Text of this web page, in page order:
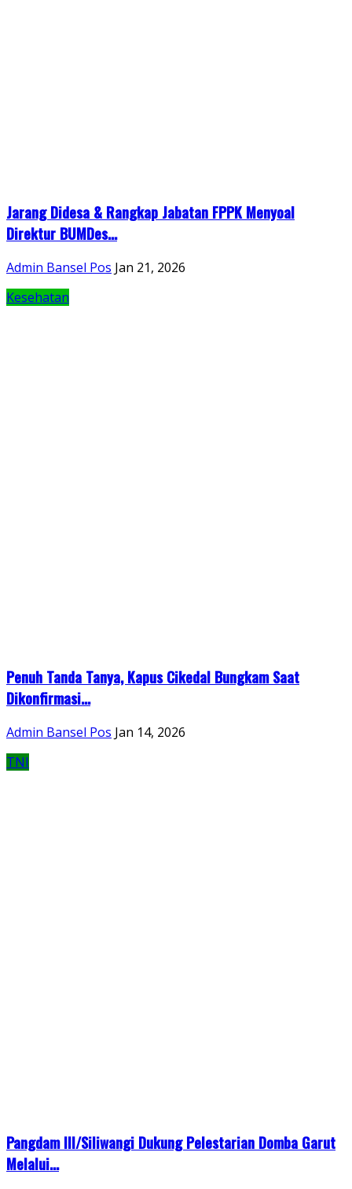
Jarang Didesa & Rangkap Jabatan FPPK Menyoal
Direktur BUMDes...
Admin Bansel Pos Jan 21, 2026
Kesehatan
Penuh Tanda Tanya, Kapus Cikedal Bungkam Saat
Dikonfirmasi...
Admin Bansel Pos Jan 14, 2026
TNI
Pangdam III/Siliwangi Dukung Pelestarian Domba Garut
Melalui...